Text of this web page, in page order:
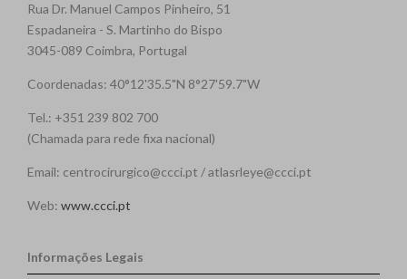
Rua Dr. Manuel Campos Pinheiro, 51
Espadaneira - S. Martinho do Bispo
3045-089 Coimbra, Portugal
Coordenadas: 40°12'35.5"N 8°27'59.7"W
Tel.: +351 239 802 700
(Chamada para rede fixa nacional)
Email: centrocirurgico@ccci.pt / atlasrleye@ccci.pt
Web: www.ccci.pt
Informações Legais